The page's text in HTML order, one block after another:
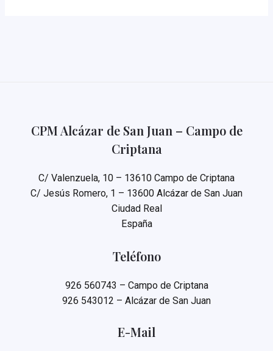
CPM Alcázar de San Juan – Campo de
Criptana
C/ Valenzuela, 10 – 13610 Campo de Criptana
C/ Jesús Romero, 1 – 13600 Alcázar de San Juan
Ciudad Real
España
Teléfono
926 560743 – Campo de Criptana
926 543012 – Alcázar de San Juan
E-Mail